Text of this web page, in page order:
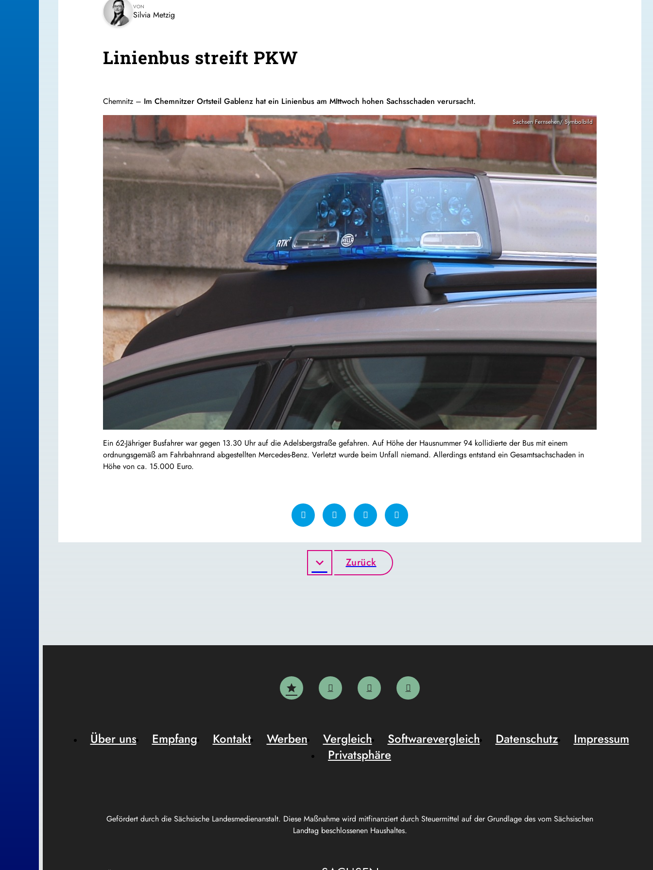
VON
Silvia Metzig
Linienbus streift PKW
Chemnitz – Im Chemnitzer Ortsteil Gablenz hat ein Linienbus am MIttwoch hohen Sachsschaden verursacht.
Sachsen Fernsehen/ Symbolbild
Ein 62-Jähriger Busfahrer war gegen 13.30 Uhr auf die Adelsbergstraße gefahren. Auf Höhe der Hausnummer 94 kollidierte der Bus mit einem
ordnungsgemäß am Fahrbahnrand abgestellten Mercedes-Benz. Verletzt wurde beim Unfall niemand. Allerdings entstand ein Gesamtsachschaden in
Höhe von ca. 15.000 Euro.
Zurück
Gefördert durch die Sächsische Landesmedienanstalt. Diese Maßnahme wird mitfinanziert durch Steuermittel auf der Grundlage des vom Sächsischen
Landtag beschlossenen Haushaltes.
Über uns Empfang Kontakt Werben Vergleich Softwarevergleich Datenschutz
Impressum
Privatsphäre